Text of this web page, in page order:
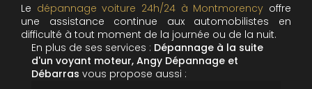
Le dépannage voiture 24h/24 à Montmorency offre
une assistance continue aux automobilistes en
difficulté à tout moment de la journée ou de la nuit.
En plus de ses services : Dépannage à la suite
d'un voyant moteur, Angy Dépannage et
Débarras vous propose aussi :